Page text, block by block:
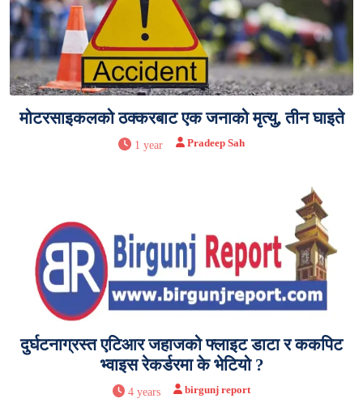
मोटरसाइकलको ठक्करबाट एक जनाको मृत्यु, तीन घाइते
1 year Pradeep Sah
दुर्घटनाग्रस्त एटिआर जहाजको फ्लाइट डाटा र ककपिट
भ्वाइस रेकर्डरमा के भेटियो ?
4 years birgunj report